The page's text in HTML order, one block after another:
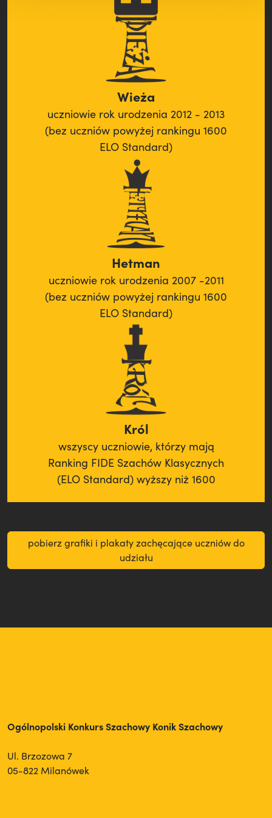
Wieża
uczniowie rok urodzenia 2012 - 2013
(bez uczniów powyżej rankingu 1600
ELO Standard)
Hetman
uczniowie rok urodzenia 2007 -2011
(bez uczniów powyżej rankingu 1600
ELO Standard)
Król
wszyscy uczniowie, którzy mają
Ranking FIDE Szachów Klasycznych
(ELO Standard) wyższy niż 1600
pobierz grafiki i plakaty zachęcające uczniów do
udziału
Ogólnopolski Konkurs Szachowy Konik Szachowy
Ul. Brzozowa 7
05-822 Milanówek